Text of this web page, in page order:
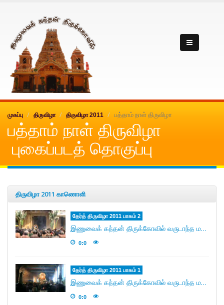
முகப்பு திருவிழா திருவிழா 2011 பத்தாம் நாள் திருவிழா
பத்தாம் நாள் திருவிழா
புகைப்படத் தொகுப்பு
திருவிழா 2011 காணொளி
தேர்த் திருவிழா 2011 பாகம் 2
இணுவைக் கந்தன் திருக்கோவில் வருடாந்த மகோற்சவ தேர்த் திருவிழா 30/06/2011.
0:0
தேர்த் திருவிழா 2011 பாகம் 1
இணுவைக் கந்தன் திருக்கோவில் வருடாந்த மகோற்சவ தேர்த் திருவிழா 30/06/2011.
0:0